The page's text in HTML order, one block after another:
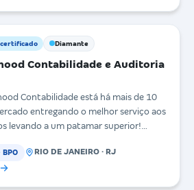
Diamante
Contabilidade e Auditoria
Contabilidade está há mais de 10
entregando o melhor serviço aos
levando a um patamar superior!
RIO DE JANEIRO · RJ